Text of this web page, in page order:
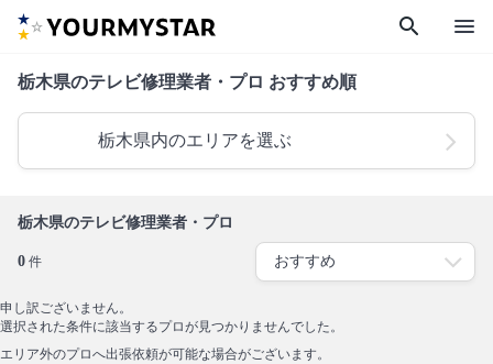
search menu
栃木県のテレビ修理業者・プロ おすすめ順
栃木県内のエリアを選ぶ
栃木県のテレビ修理業者・プロ
0 件
申し訳ございません。
選択された条件に該当するプロが見つかりませんでした。
エリア外のプロへ出張依頼が可能な場合がございます。